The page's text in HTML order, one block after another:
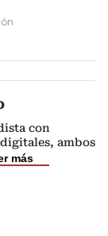
con
ambos
más